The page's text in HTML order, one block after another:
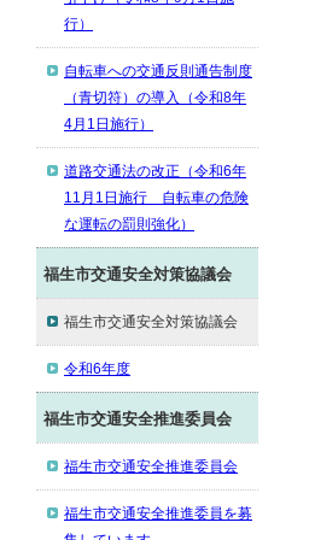
行）
自転車への交通反則通告制度
（青切符）の導入（令和8年
4月1日施行）
道路交通法の改正（令和6年
11月1日施行 自転車の危険
な運転の罰則強化）
福生市交通安全対策協議会
福生市交通安全対策協議会
令和6年度
福生市交通安全推進委員会
福生市交通安全推進委員会
福生市交通安全推進委員を募